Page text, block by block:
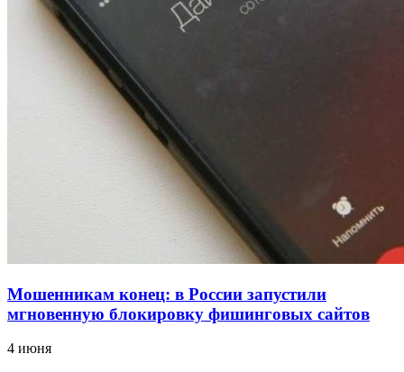
13:47
Покушение на убийство в Волгограде: девушка
напала на незнакомую женщину с ножом
Сладкий праздник в Волгограде: в Центральном
парке прошёл фестиваль „Арбузный переполох“
Мошенникам конец: в России запустили
мгновенную блокировку фишинговых сайтов
4 июня